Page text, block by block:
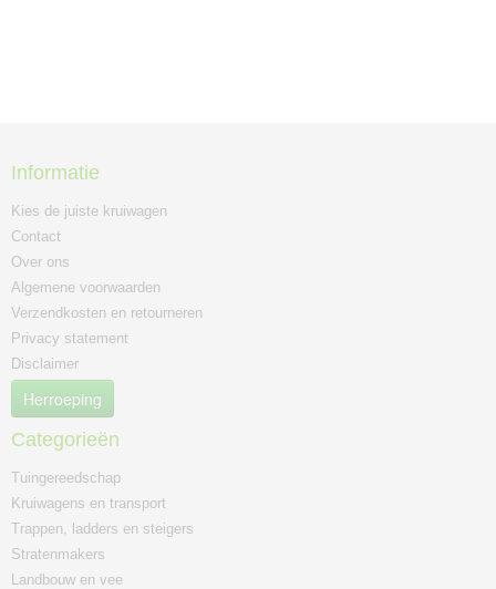
Informatie
Kies de juiste kruiwagen
Contact
Over ons
Algemene voorwaarden
Verzendkosten en retourneren
Privacy statement
Disclaimer
Herroeping
Categorieën
Tuingereedschap
Kruiwagens en transport
Trappen, ladders en steigers
Stratenmakers
Landbouw en vee